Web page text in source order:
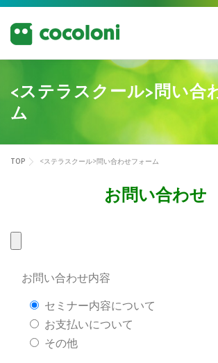
<ステラスクール>問い合
ム
TOP <ステラスクール>問い合わせフォーム
お問い合わせ
お問い合わせ内容
セミナー内容について
お支払いについて
その他